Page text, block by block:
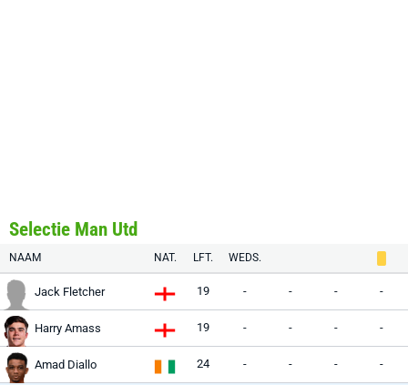
Selectie Man Utd
NAAM NAT. LFT. WEDS.
Jack Fletcher 19 - - - -
Harry Amass 19 - - - -
Amad Diallo 24 - - - -